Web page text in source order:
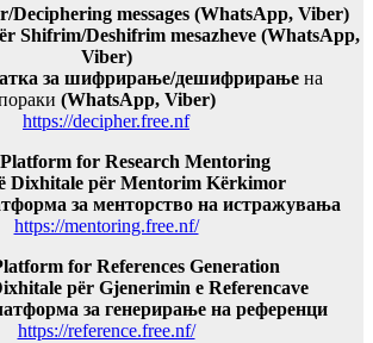
Deciphering messages (WhatsApp, Viber)
Shifrim/Deshifrim mesazheve (WhatsApp,
Viber)
за шифрирање/дешифрирањена
(WhatsApp, Viber)
https://decipher.free.nf
for Research Mentoring
Dixhitale për Mentorim Kërkimor
за менторство на истражувања
https://mentoring.free.nf/
for References Generation
për Gjenerimin e Referencave
за генерирање на референци
https://reference.free.nf/